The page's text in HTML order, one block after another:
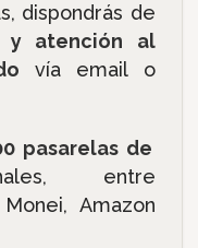
dispondrás de
y atención al
vía email o
pasarelas de
entre
Amazon